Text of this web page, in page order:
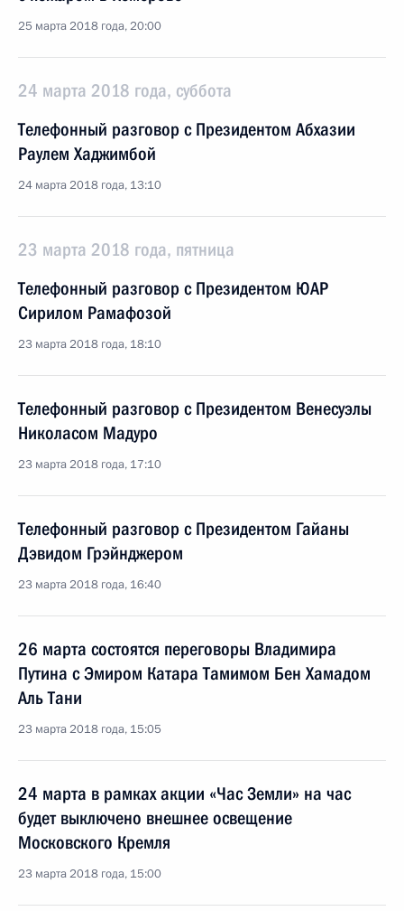
25 марта 2018 года, 20:00
24 марта 2018 года, суббота
Телефонный разговор с Президентом Абхазии
Раулем Хаджимбой
24 марта 2018 года, 13:10
23 марта 2018 года, пятница
Телефонный разговор с Президентом ЮАР
Сирилом Рамафозой
23 марта 2018 года, 18:10
Телефонный разговор с Президентом Венесуэлы
Николасом Мадуро
23 марта 2018 года, 17:10
Телефонный разговор с Президентом Гайаны
Дэвидом Грэйнджером
23 марта 2018 года, 16:40
26 марта состоятся переговоры Владимира
Путина с Эмиром Катара Тамимом Бен Хамадом
Аль Тани
23 марта 2018 года, 15:05
24 марта в рамках акции «Час Земли» на час
будет выключено внешнее освещение
Московского Кремля
23 марта 2018 года, 15:00